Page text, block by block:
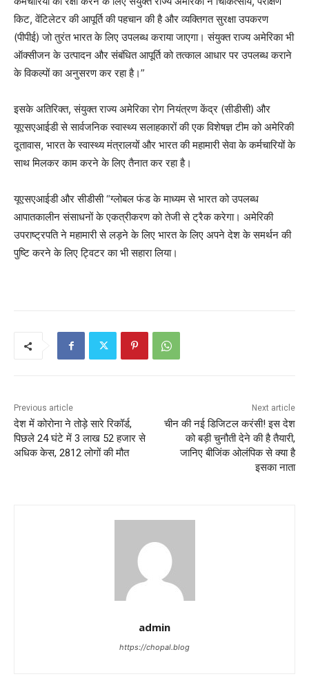
किट, वेंटिलेटर की आपूर्ति की पहचान की है और व्यक्तिगत सुरक्षा उपकरण
(पीपीई) जो तुरंत भारत के लिए उपलब्ध कराया जाएगा। संयुक्त राज्य अमेरिका भी
ऑक्सीजन के उत्पादन और संबंधित आपूर्ति को तत्काल आधार पर उपलब्ध कराने
के विकल्पों का अनुसरण कर रहा है।”
इसके अतिरिक्त, संयुक्त राज्य अमेरिका रोग नियंत्रण केंद्र (सीडीसी) और
यूएसएआईडी से सार्वजनिक स्वास्थ्य सलाहकारों की एक विशेषज्ञ टीम को अमेरिकी
दूतावास, भारत के स्वास्थ्य मंत्रालयों और भारत की महामारी सेवा के कर्मचारियों के
साथ मिलकर काम करने के लिए तैनात कर रहा है।
यूएसएआईडी और सीडीसी “ग्लोबल फंड के माध्यम से भारत को उपलब्ध
आपातकालीन संसाधनों के एकत्रीकरण को तेजी से ट्रैक करेगा। अमेरिकी
उपराष्ट्रपति ने महामारी से लड़ने के लिए भारत के लिए अपने देश के समर्थन की
पुष्टि करने के लिए ट्विटर का भी सहारा लिया।
Previous article
देश में कोरोना ने तोड़े सारे रिकॉर्ड,
पिछले 24 घंटे में 3 लाख 52 हजार से
अधिक केस, 2812 लोगों की मौत
Next article
चीन की नई डिजिटल करंसी! इस देश
को बड़ी चुनौती देने की है तैयारी,
जानिए बीजिंक ओलंपिक से क्या है
इसका नाता
admin
https://chopal.blog